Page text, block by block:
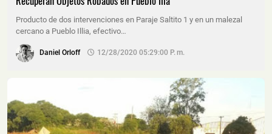
Producto de dos intervenciones en Paraje Saltito 1 y en un malezal
cercano a Pueblo Illia, efectivo…
Daniel Orloff 12/28/2020 05:29:00 P. M.